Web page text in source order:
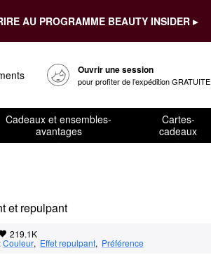
AU PROGRAMME BEAUTY INSIDER ▸
Ouvrir une session
pour profiter de l’expédition GRATUITE
Cadeaux et ensembles-
avantages
Cartes-
cadeaux
et repulpant
219.1K
Couleur, Effet repulpant, Préférence